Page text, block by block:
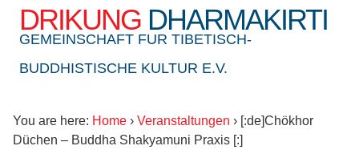
DRIKUNG DHARMAKIRTI
GEMEINSCHAFT FUR TIBETISCH-
BUDDHISTISCHE KULTUR E.V.
You are here: Home › Veranstaltungen › [:de]Chökhor
Düchen – Buddha Shakyamuni Praxis [:]